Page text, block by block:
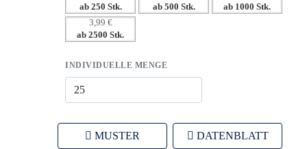
– Langfristige Präsenz Ihres Logos in der Zielgruppe.
ab 250 Stk. ab 500 Stk. ab 1000 Stk.
3,99 €
ab 2500 Stk.
INDIVIDUELLE MENGE
MUSTER DATENBLATT